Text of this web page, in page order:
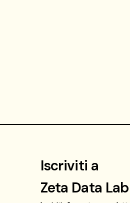
Iscriviti a
Zeta Data Lab